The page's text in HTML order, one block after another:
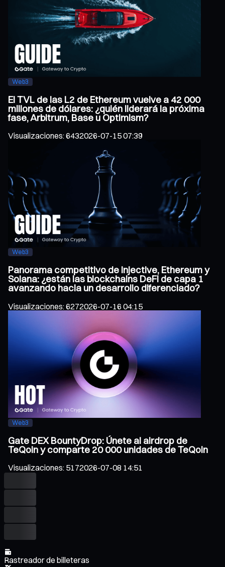
Web3
El TVL de las L2 de Ethereum vuelve a 42 000
millones de dólares: ¿quién liderará la próxima
fase, Arbitrum, Base u Optimism?
Visualizaciones:6432026-07-15 07:39
Web3
Panorama competitivo de Injective, Ethereum y
Solana: ¿están las blockchains DeFi de capa 1
avanzando hacia un desarrollo diferenciado?
Visualizaciones:6272026-07-16 04:15
Web3
Gate DEX BountyDrop: Únete al airdrop de
TeQoin y comparte 20 000 unidades de TeQoin
Visualizaciones: 5172026-07-08 14:51
Rastreador de billeteras